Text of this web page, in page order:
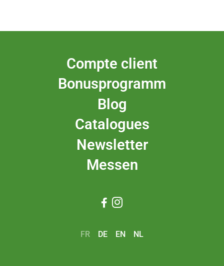
Compte client
Bonusprogramm
Blog
Catalogues
Newsletter
Messen
 
FR DE EN NL